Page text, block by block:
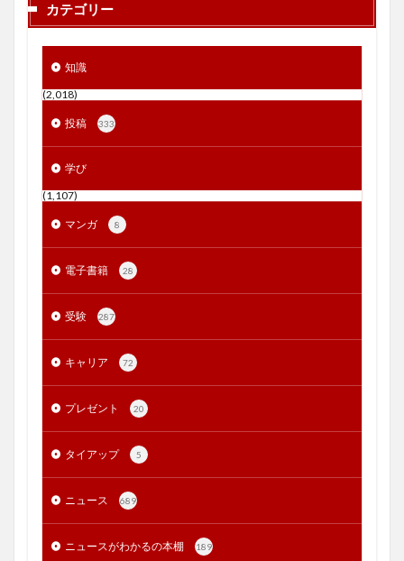
カテゴリー
知識
(2,018)
投稿 333
学び
(1,107)
マンガ 8
電子書籍 28
受験 287
キャリア 72
プレゼント 20
タイアップ 5
ニュース 689
ニュースがわかるの本棚 189